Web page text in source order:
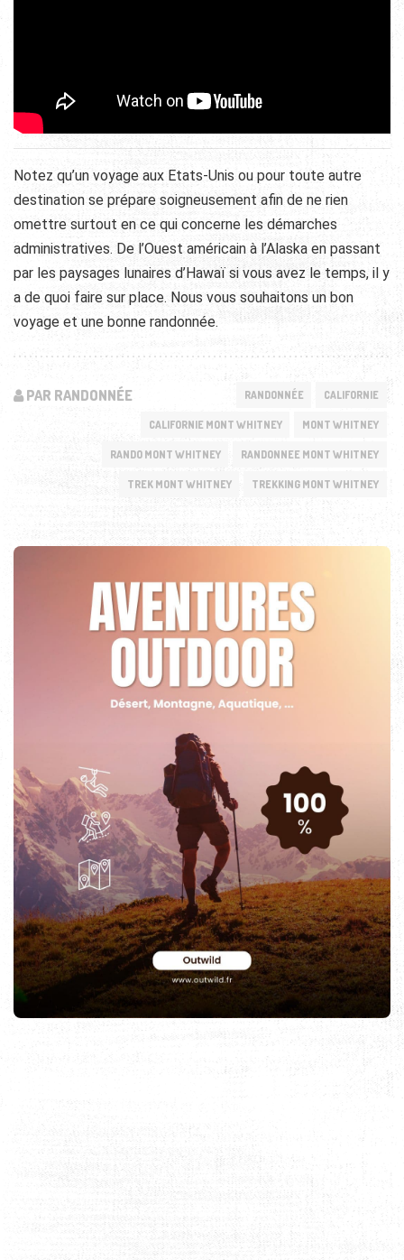
Notez qu’un voyage aux Etats-Unis ou pour toute autre
destination se prépare soigneusement afin de ne rien
omettre surtout en ce qui concerne les démarches
administratives. De l’Ouest américain à l’Alaska en passant
par les paysages lunaires d’Hawaï si vous avez le temps, il y
a de quoi faire sur place. Nous vous souhaitons un bon
voyage et une bonne randonnée.
PAR RANDONNÉE RANDONNÉE CALIFORNIE
CALIFORNIE MONT WHITNEY MONT WHITNEY
RANDO MONT WHITNEY RANDONNEE MONT WHITNEY
TREK MONT WHITNEY TREKKING MONT WHITNEY